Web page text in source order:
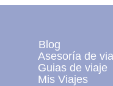
Blog
Asesoría de
Guias de viaje
Mis Viajes